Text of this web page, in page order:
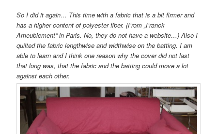
So I did it again… This time with a fabric that is a bit firmer and
has a higher content of polyester fiber. (From „Franck
Ameublement“ in Paris. No, they do not have a website…) Also I
quilted the fabric lengthwise and widthwise on the batting. I am
able to learn and I think one reason why the cover did not last
that long was, that the fabric and the batting could move a lot
against each other.